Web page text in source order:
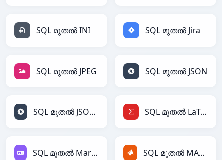
SQL മുതൽ INI SQL മുതൽ Jira
SQL മുതൽ JPEG SQL മുതൽ JSON
SQL മുതൽ JSONLines SQL മുതൽ LaTeX
SQL മുതൽ Markdown SQL മുതൽ MATLAB